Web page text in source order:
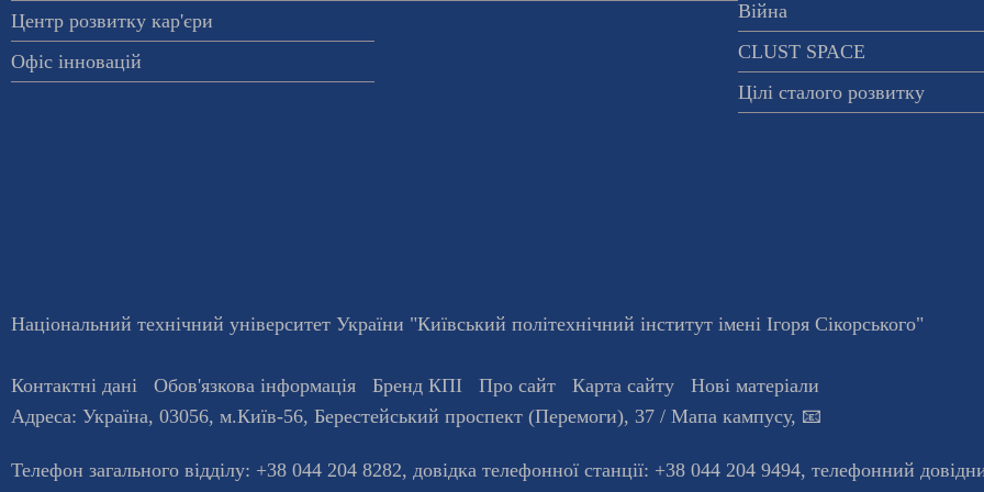
Центр розвитку кар'єри
Офіс інновацій
Війна
CLUST SPACE
Цілі сталого розвитку
Національний технічний університет України "Київський політехнічний інститут імені Ігоря Сікорського"
Контактні дані Обов'язкова інформація Бренд КПІ Про сайт Карта сайту
Нові матеріали
Адреса: Україна, 03056, м.Київ-56, Берестейський проспект (Перемоги), 37 / Мапа кампусу, 📧
Телефон загального відділу: +38 044 204 8282, довiдка телефонної станцiї: +38 044 204 9494, телефонний